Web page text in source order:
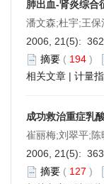
肺出血-肾炎综合
潘文森;杜宇;王保
2006, 21(5):
摘要 ( 194 )
相关文章 | 计量
成功救治重症乳
崔丽梅;刘翠平;陈
2006, 21(5):
摘要 ( 127 )